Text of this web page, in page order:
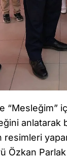
anlatarak
resimleri
Özkan